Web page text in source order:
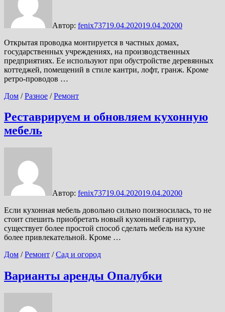
Автор: fenix73719.04.202019.04.20200
Открытая проводка монтируется в частных домах,
государственных учреждениях, на производственных
предприятиях. Ее используют при обустройстве деревянных
коттеджей, помещений в стиле кантри, лофт, гранж. Кроме
ретро-проводов …
Дом /Разное /Ремонт
Реставрируем и обновляем кухонную
мебель
Автор: fenix73719.04.202019.04.20200
Если кухонная мебель довольно сильно поизносилась, то не
стоит спешить приобретать новый кухонный гарнитур,
существует более простой способ сделать мебель на кухне
более привлекательной. Кроме …
Дом /Ремонт /Сад и огород
Варианты аренды Опалубки